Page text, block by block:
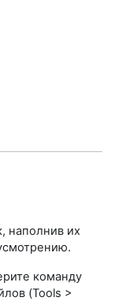
наполнив их
команду
(Tools >